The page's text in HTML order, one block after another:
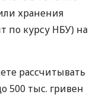
хранения
по курсу НБУ) на
рассчитывать
500 тыс. гривен